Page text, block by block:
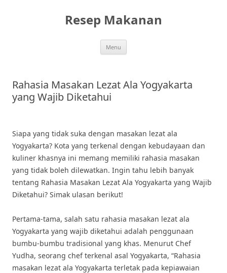
Resep Makanan
Menu
Rahasia Masakan Lezat Ala Yogyakarta
yang Wajib Diketahui
Siapa yang tidak suka dengan masakan lezat ala
Yogyakarta? Kota yang terkenal dengan kebudayaan dan
kuliner khasnya ini memang memiliki rahasia masakan
yang tidak boleh dilewatkan. Ingin tahu lebih banyak
tentang Rahasia Masakan Lezat Ala Yogyakarta yang Wajib
Diketahui? Simak ulasan berikut!
Pertama-tama, salah satu rahasia masakan lezat ala
Yogyakarta yang wajib diketahui adalah penggunaan
bumbu-bumbu tradisional yang khas. Menurut Chef
Yudha, seorang chef terkenal asal Yogyakarta, “Rahasia
masakan lezat ala Yogyakarta terletak pada kepiawaian